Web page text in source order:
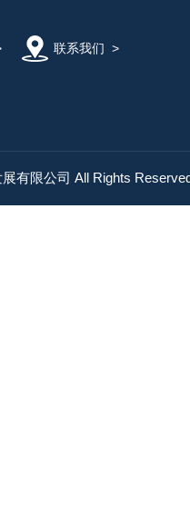
联系我们 >
展有限公司 All Rights